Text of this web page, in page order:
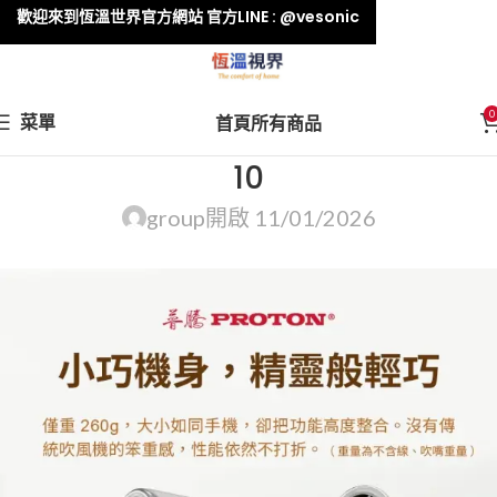
菜單 首頁所有商品 0
10
group開啟 11/01/2026
歡迎來到恆溫世界官方網站 官方LINE : @vesonic